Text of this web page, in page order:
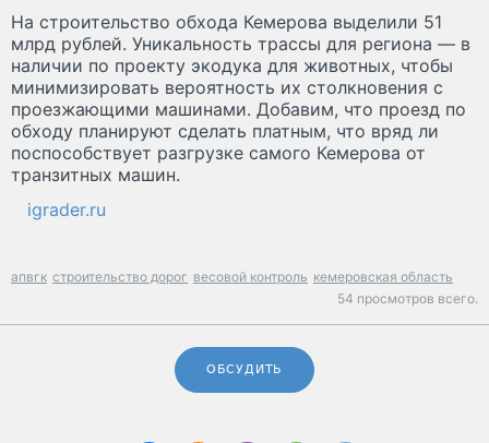
На строительство обхода Кемерова выделили 51
млрд рублей. Уникальность трассы для региона — в
наличии по проекту экодука для животных, чтобы
минимизировать вероятность их столкновения с
проезжающими машинами. Добавим, что проезд по
обходу планируют сделать платным, что вряд ли
поспособствует разгрузке самого Кемерова от
транзитных машин.
igrader.ru
апвгк строительство дорог весовой контроль кемеровская область
54 просмотров всего.
ОБСУДИТЬ